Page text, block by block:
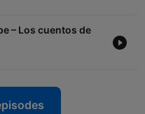
– Los cuentos de